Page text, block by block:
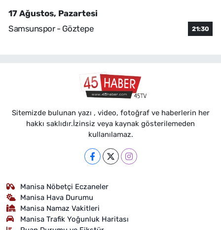
17 Ağustos, Pazartesi
Samsunspor - Göztepe
21:30
Sitemizde bulunan yazı , video, fotoğraf ve haberlerin her
hakkı saklıdır.İzinsiz veya kaynak gösterilemeden
kullanılamaz.
Manisa Nöbetçi Eczaneler
Manisa Hava Durumu
Manisa Namaz Vakitleri
Manisa Trafik Yoğunluk Haritası